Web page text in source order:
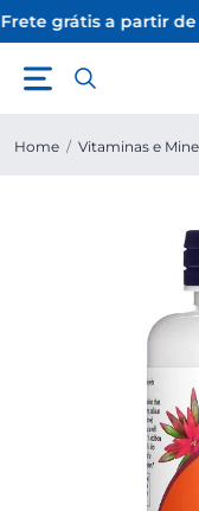
grátis a partir de
Home / Vitaminas e